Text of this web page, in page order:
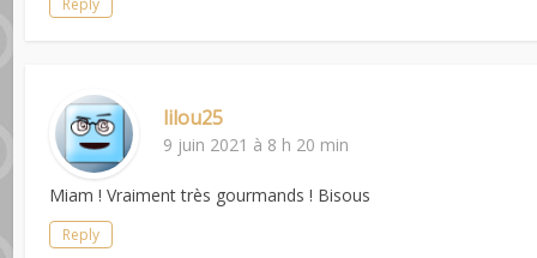
Reply
lilou25
9 juin 2021 à 8 h 20 min
Miam ! Vraiment très gourmands ! Bisous
Reply